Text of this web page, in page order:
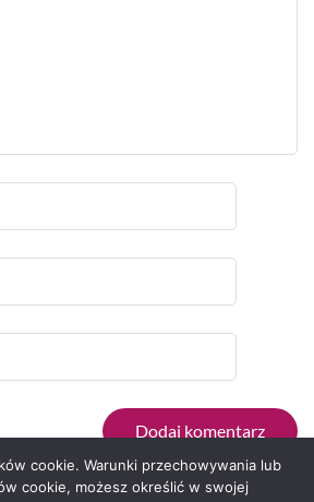
cookie. Warunki przechowywania lub
cookie, możesz określić w swojej